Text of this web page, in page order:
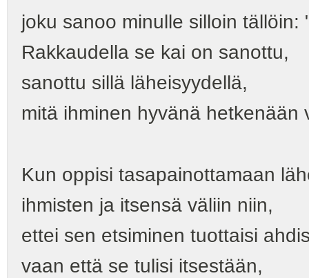
joku sanoo minulle silloin tällöin:
Rakkaudella se kai on sanottu,
sanottu sillä läheisyydellä,
mitä ihminen hyvänä hetkenään
Kun oppisi tasapainottamaan
ihmisten ja itsensä väliin niin,
ettei sen etsiminen tuottaisi
vaan että se tulisi itsestään,